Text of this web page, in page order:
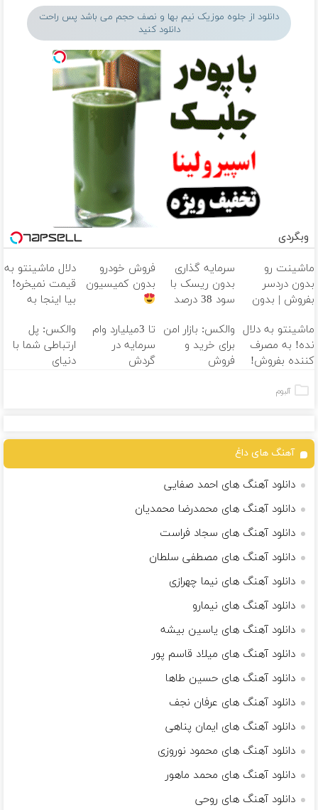
دانلود از جلوه موزیک نیم بها و نصف حجم می باشد پس راحت
دانلود کنید
وبگردی
ماشینت رو
بدون دردسر
بفروش | بدون
سرمایه گذاری
بدون ریسک با
سود 38 درصد
فروش خودرو
بدون کمیسیون
دلال ماشینتو به
قیمت نمیخره!
بیا اینجا به
بفروش*فقط
خریدار واقعی*
ماشینتو به دلال
نده! به مصرف
کننده بفروش!
یک تماس
والکس: بازار امن
برای خرید و
فروش
تا 3میلیارد وام
سرمایه در
گردش
والکس: پل
ارتباطی شما با
دنیای
آلبوم
آهنگ های داغ
دانلود آهنگ های احمد صفایی
دانلود آهنگ های محمدرضا محمدیان
دانلود آهنگ های سجاد فراست
دانلود آهنگ های مصطفی سلطان
دانلود آهنگ های نیما چهرازی
دانلود آهنگ های نیمارو
دانلود آهنگ های یاسین بیشه
دانلود آهنگ های میلاد قاسم پور
دانلود آهنگ های حسین طاها
دانلود آهنگ های عرفان نجف
دانلود آهنگ های ایمان پناهی
دانلود آهنگ های محمود نوروزی
دانلود آهنگ های محمد ماهور
دانلود آهنگ های روحی